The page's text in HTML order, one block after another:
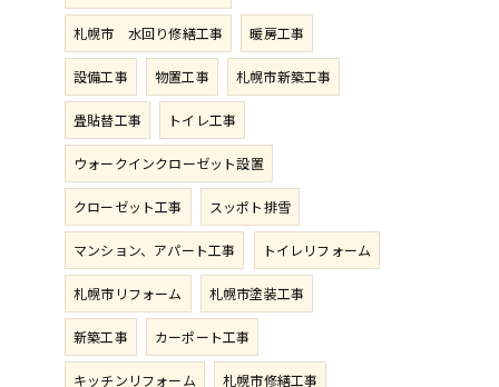
札幌市 水回り修繕工事 暖房工事
設備工事 物置工事 札幌市新築工事
畳貼替工事 トイレ工事
ウォークインクローゼット設置
クローゼット工事 スッポト排雪
マンション、アパート工事 トイレリフォーム
札幌市リフォーム 札幌市塗装工事
新築工事 カーポート工事
キッチンリフォーム 札幌市修繕工事